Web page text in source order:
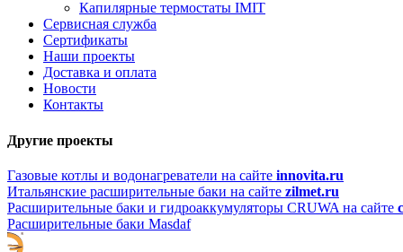
Капилярные термостаты IMIT
Сервисная служба
Сертификаты
Наши проекты
Доставка и оплата
Новости
Контакты
Другие проекты
Газовые котлы и водонагреватели на сайте innovita.ru
Итальянские расширительные баки на сайте zilmet.ru
Расширительные баки и гидроаккумуляторы CRUWA на сайте
Расширительные баки Masdaf